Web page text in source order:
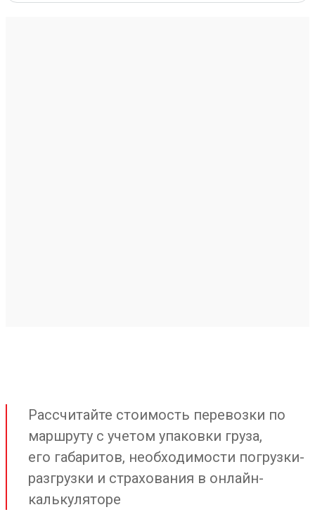
Рассчитайте стоимость перевозки по
маршруту с учетом упаковки груза,
его габаритов, необходимости погрузки-
разгрузки и страхования в онлайн-
калькуляторе